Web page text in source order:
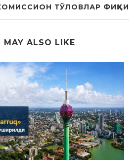
ТЎЛОВЛАР ФИҚҲИ
MAY ALSO LIKE